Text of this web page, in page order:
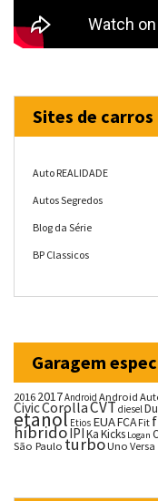
Sites de carros
Auto REALIDADE
Autos Segredos
Blog da Série
BP Classicos
Garagem
20162017Android Android
CivicCorollaCVTdiesel
etanol Etios EUAFCA Fit
híbridoIPIKaKicks Logan
São Paulo turboUno Versa